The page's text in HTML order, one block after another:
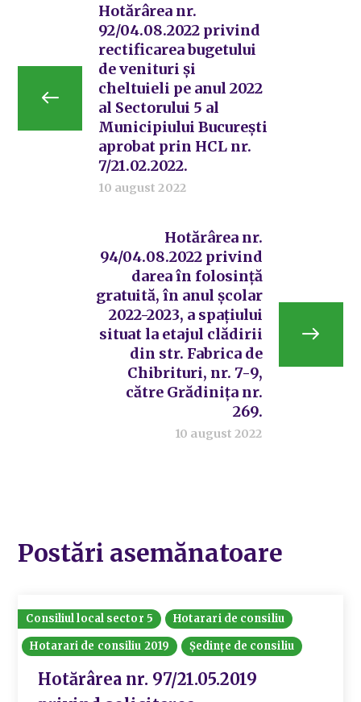
Hotărârea nr.
92/04.08.2022 privind
rectificarea bugetului
de venituri și
cheltuieli pe anul 2022
al Sectorului 5 al
Municipiului București
aprobat prin HCL nr.
7/21.02.2022.
10 august 2022
Hotărârea nr.
94/04.08.2022 privind
darea în folosință
gratuită, în anul școlar
2022-2023, a spațiului
situat la etajul clădirii
din str. Fabrica de
Chibrituri, nr. 7-9,
către Grădinița nr.
269.
10 august 2022
Postări asemănatoare
Consiliul local sector 5
Hotarari de consiliu
Hotarari de consiliu 2019
Ședințe de consiliu
Hotărârea nr. 97/21.05.2019